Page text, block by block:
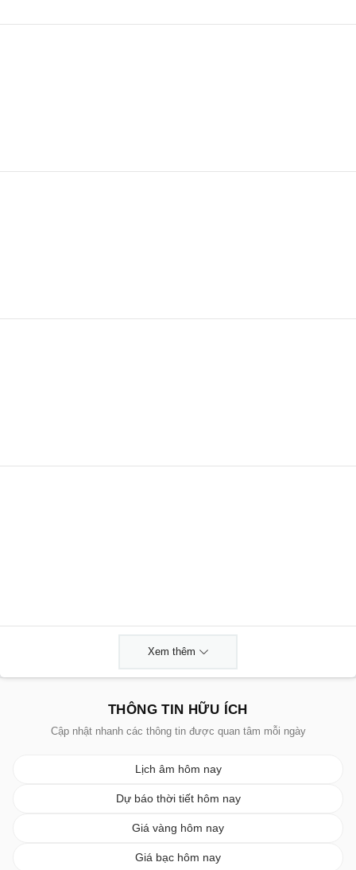
Xem thêm
THÔNG TIN HỮU ÍCH
Cập nhật nhanh các thông tin được quan tâm mỗi ngày
Lịch âm hôm nay
Dự báo thời tiết hôm nay
Giá vàng hôm nay
Giá bạc hôm nay